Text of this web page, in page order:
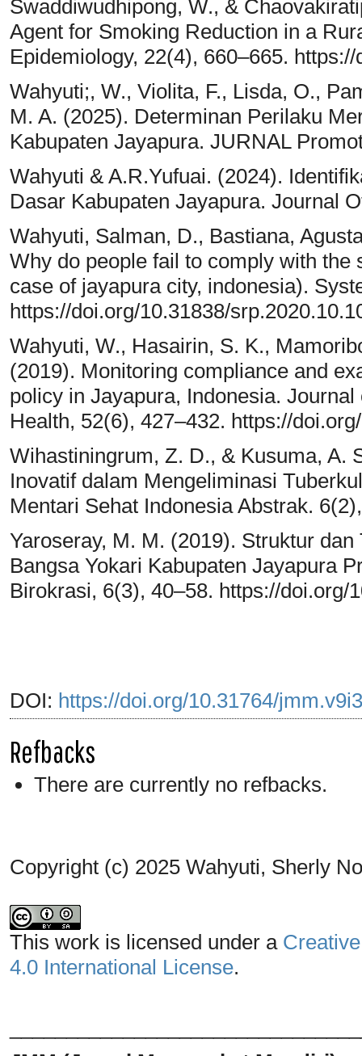
Swaddiwudhipong, W., &
Agent for Smoking Reduction in a
Epidemiology, 22(4), 660–665.
Wahyuti;, W., Violita, F., Lisda, O.,
M. A. (2025). Determinan Perilaku
Kabupaten Jayapura. JURNAL
Wahyuti & A.R.Yufuai. (2024).
Dasar Kabupaten Jayapura. Journal
Wahyuti, Salman, D., Bastiana,
Why do people fail to comply with
case of jayapura city, indonesia).
https://doi.org/10.31838/
Wahyuti, W., Hasairin, S. K.,
(2019). Monitoring compliance and
policy in Jayapura, Indonesia.
Health, 52(6), 427–432. https://
Wihastiningrum, Z. D., & Kusuma, A.
Inovatif dalam Mengeliminasi
Mentari Sehat Indonesia Abstrak.
Yaroseray, M. M. (2019). Struktur
Bangsa Yokari Kabupaten Jayapura
Birokrasi, 6(3), 40–58. https://doi.org/
DOI: https://doi.org/10.31764/
Refbacks
There are currently no refbacks.
Copyright (c) 2025 Wahyuti, Sherly
This work is licensed under a
4.0 International License.